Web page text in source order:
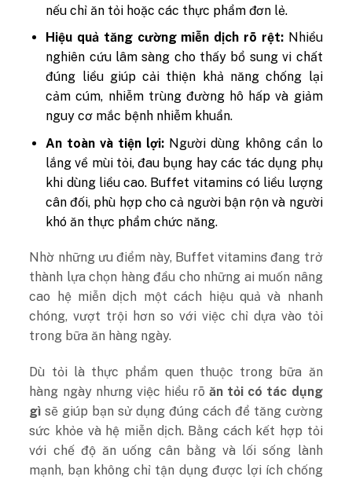
nếu chỉ ăn tỏi hoặc các thực phẩm đơn lẻ.
Hiệu quả tăng cường miễn dịch rõ rệt:Nhiều
nghiên cứu lâm sàng cho thấy bổ sung vi chất
đúng liều giúp cải thiện khả năng chống lại
cảm cúm, nhiễm trùng đường hô hấp và giảm
nguy cơ mắc bệnh nhiễm khuẩn.
An toàn và tiện lợi: Người dùng không cần lo
lắng về mùi tỏi, đau bụng hay các tác dụng phụ
khi dùng liều cao. Buffet vitamins có liều lượng
cân đối, phù hợp cho cả người bận rộn và người
khó ăn thực phẩm chức năng.
Nhờ những ưu điểm này, Buffet vitamins đang trở
thành lựa chọn hàng đầu cho những ai muốn nâng
cao hệ miễn dịch một cách hiệu quả và nhanh
chóng, vượt trội hơn so với việc chỉ dựa vào tỏi
trong bữa ăn hàng ngày.
Dù tỏi là thực phẩm quen thuộc trong bữa ăn
hàng ngày nhưng việc hiểu rõăn tỏi có tác dụng
gì sẽ giúp bạn sử dụng đúng cách để tăng cường
sức khỏe và hệ miễn dịch. Bằng cách kết hợp tỏi
với chế độ ăn uống cân bằng và lối sống lành
mạnh, bạn không chỉ tận dụng được lợi ích chống